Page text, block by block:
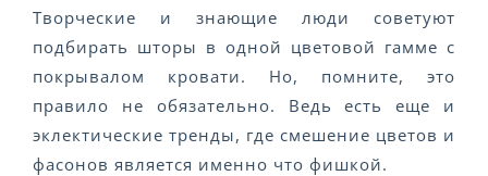
Творческие и знающие люди советуют
подбирать шторы в одной цветовой гамме с
покрывалом кровати. Но, помните, это
правило не обязательно. Ведь есть еще и
эклектические тренды, где смешение цветов и
фасонов является именно что фишкой.